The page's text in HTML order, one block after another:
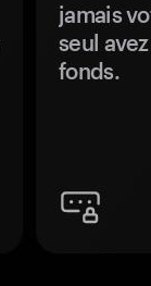
jamais
seul
fonds.